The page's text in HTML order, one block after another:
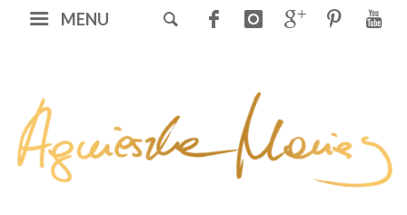
MENU